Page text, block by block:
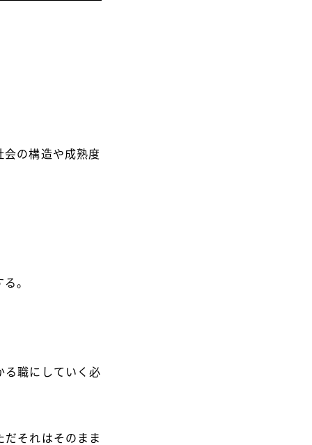
の構造や成熟度
。
職にしていく必
それはそのまま